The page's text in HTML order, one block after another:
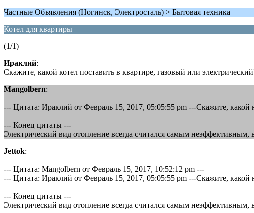
Частные Объявления (Ногинск, Электросталь) > Бытовая техника
Котел для квартиры
(1/1)
Ираклий:
Скажите, какой котел поставить в квартире, газовый или
Mangolbern:
--- Цитата: Ираклий от Февраль 15, 2017, 05:05:55 pm ---Скажите, какой
--- Конец цитаты ---
Электрический вид отопление всегда считался самым неэффективным,
Jettok:
--- Цитата: Mangolbern от Февраль 15, 2017, 10:52:12 pm ---
--- Цитата: Ираклий от Февраль 15, 2017, 05:05:55 pm ---Скажите, какой
--- Конец цитаты ---
Электрический вид отопление всегда считался самым неэффективным,